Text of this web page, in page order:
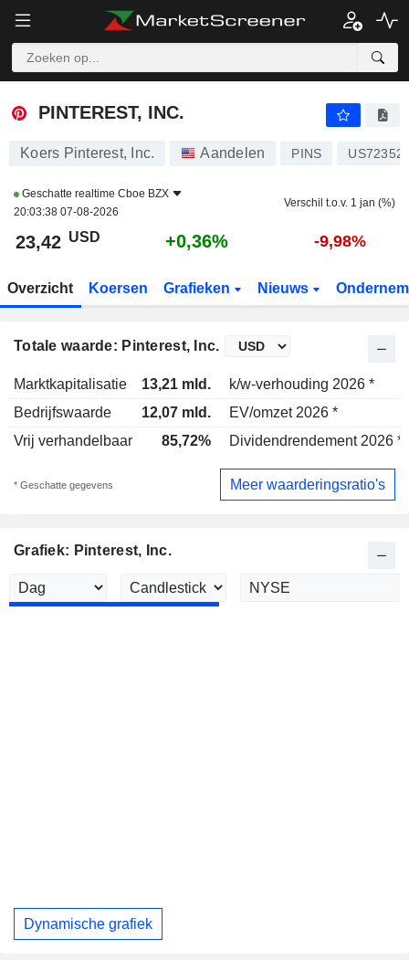
PINTEREST, INC.
PINTEREST, INC.
Koers Pinterest, Inc. Aandelen PINS
Geschatte realtime Cboe BZX
20:03:38 07-08-2026
Verschil t.o.v. 1 jan (%)
23,42 USD +0,36% -9,98%
Overzicht Koersen Grafieken Nieuws
Totale waarde: Pinterest, Inc.
Marktkapitalisatie 13,21 mld.
k/w-verhouding 2026 *
Bedrijfswaarde
12,07 mld.
EV/omzet 2026 *
Vrij verhandelbaar
85,72% Dividendrendement 2026 *
* Geschatte gegevens Meer waarderingsratio's
Grafiek: Pinterest, Inc.
Dynamische grafiek